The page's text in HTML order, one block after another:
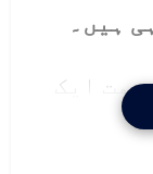
ہیں۔
ایک
گئی